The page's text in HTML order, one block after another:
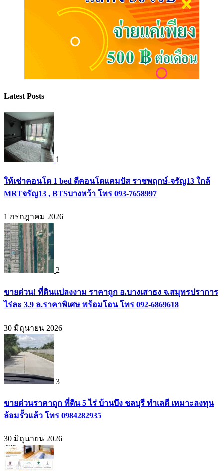
Latest Posts
1
ให้เช่าคอนโด 1 bed ดีคอนโดแคมปัส ราชพฤกษ์-จรัญ13 ใกล้
MRTจรัญ13 , BTSบางหว้า โทร 093-7658997
1 กรกฎาคม 2026
2
ขายด่วน! ที่ดินแปลงงาม ราคาถูก อ.บางเสาธง จ.สมุทรปราการ
ไร่ละ 3.9 ล.ราคาพิเศษ พร้อมโอน โทร 092-6869618
30 มิถุนายน 2026
3
ขายด่วนราคาถูก ที่ดิน 5 ไร่ บ้านบึง ชลบุรี ทำเลดี เหมาะลงทุน
ล้อมรั้วแล้ว โทร 0984282935
30 มิถุนายน 2026